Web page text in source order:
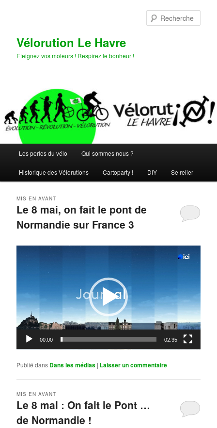
Vélorution Le Havre
Eteignez vos moteurs ! Respirez le bonheur !
principal
Les perles du vélo Qui sommes nous ?
Historique des Vélorutions Cartoparty ! DIY Se relier
Le 8 mai, on fait le pont de
Normandie sur France 3
MIS EN AVANT
00:00 02:35
Publié dans Dans les médias | Laisser un commentaire
Le 8 mai : On fait le Pont …
de Normandie !
MIS EN AVANT